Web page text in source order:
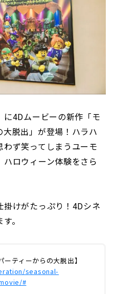
4Dムービーの新作「モ
脱出」が登場！ハラハ
ず笑ってしまうユーモ
ロウィーン体験をさら
けがたっぷり！4Dシネ
。
ティーからの大脱出】
seasonal-
#